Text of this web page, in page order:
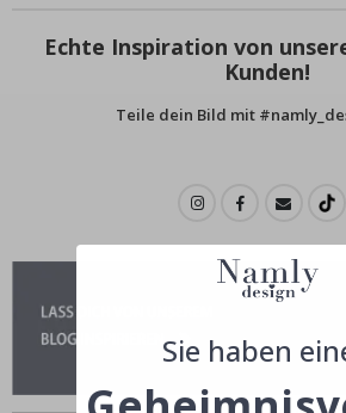
Echte Inspiration von
Kunden!
Teile dein Bild mit
Sie haben